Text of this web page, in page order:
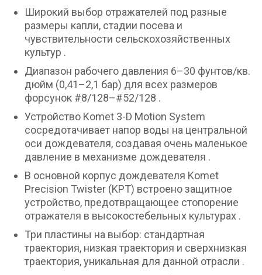
Широкий выбор отражателей под разные
размеры капли, стадии посева и
чувствительности сельскохозяйственных
культур .
Диапазон рабочего давления 6–30 фунтов/кв.
дюйм (0,41–2,1 бар) для всех размеров
форсунок #8/128–#52/128 .
Устройство Komet 3-D Motion System
сосредотачивает напор воды на центральной
оси дождевателя, создавая очень маленькое
давление в механизме дождевателя .
В основной корпус дождевателя Komet
Precision Twister (KPT) встроено защитное
устройство, предотвращающее стопорение
отражателя в высокостебельных культурах .
Три пластины на выбор: стандартная
траектория, низкая траектория и сверхнизкая
траектория, уникальная для данной отрасли .